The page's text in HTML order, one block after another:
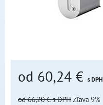
od 60,24 € s DPH
od 66,20 €s DPH Zľava 9%